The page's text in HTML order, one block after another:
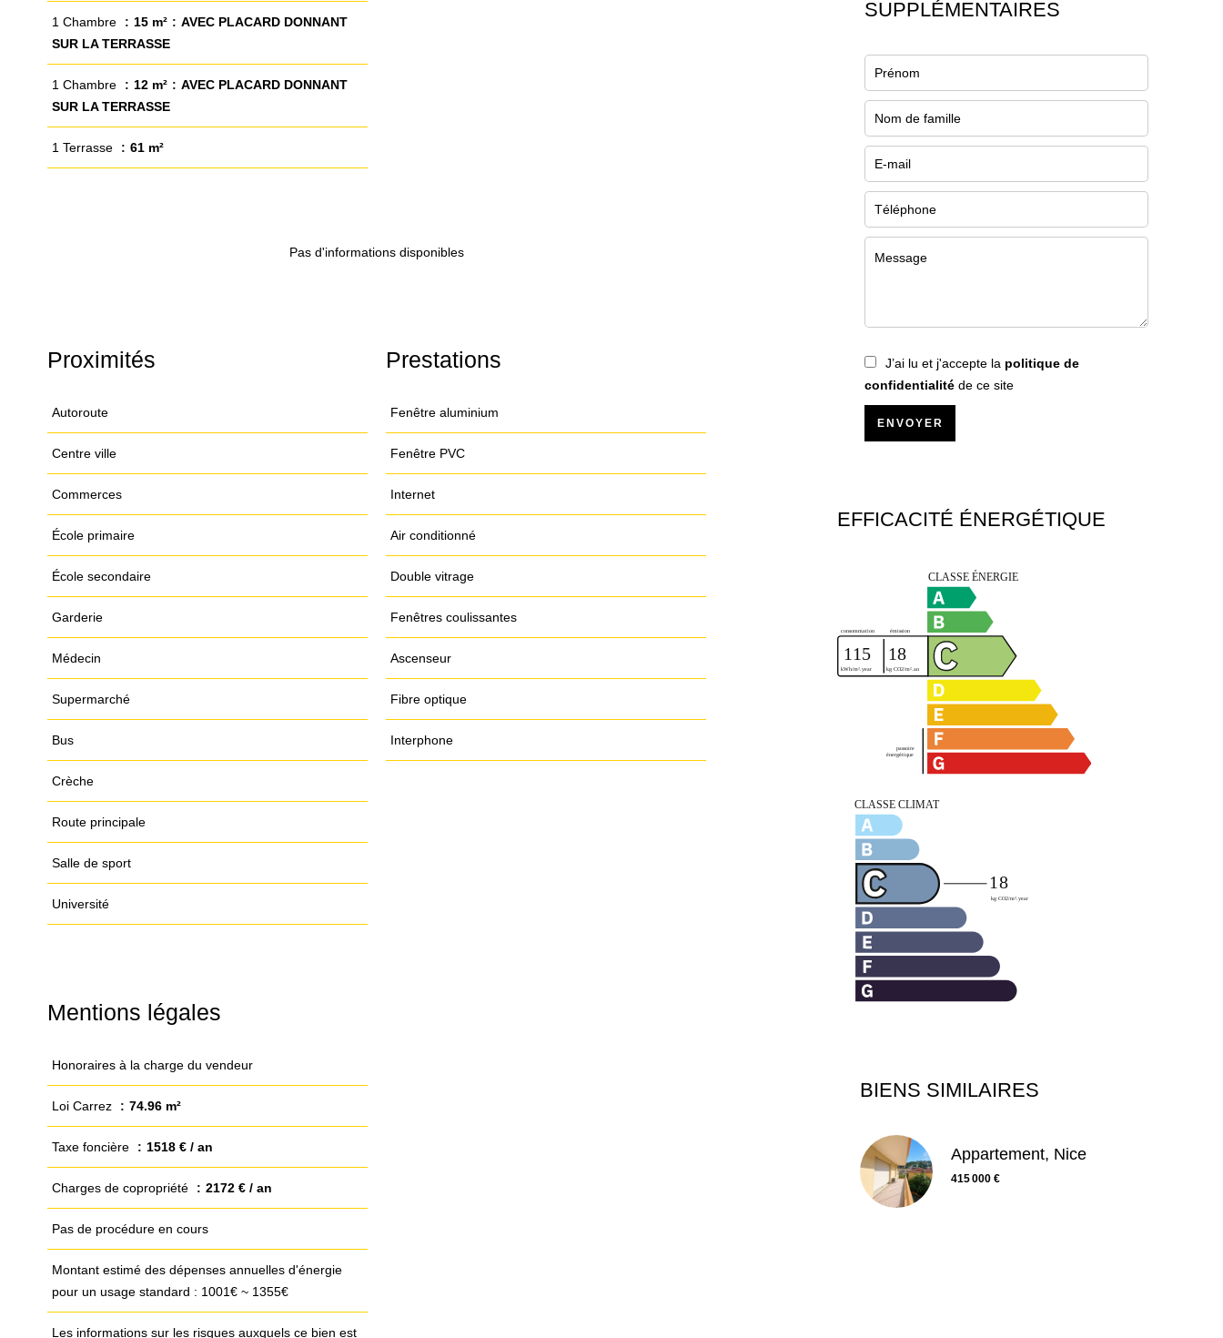
1 Chambre 15 m²
AVEC PLACARD DONNANT
SUR LA TERRASSE
1 Chambre 12 m²
AVEC PLACARD DONNANT
SUR LA TERRASSE
1 Terrasse 61 m²
Pas d'informations disponibles
Proximités
Autoroute
Centre ville
Commerces
École primaire
École secondaire
Garderie
Médecin
Supermarché
Bus
Crèche
Route principale
Salle de sport
Université
Prestations
Fenêtre aluminium
Fenêtre PVC
Internet
Air conditionné
Double vitrage
Fenêtres coulissantes
Ascenseur
Fibre optique
Interphone
Mentions légales
Honoraires à la charge du vendeur
Loi Carrez 74.96 m²
Taxe foncière 1518 € / an
Charges de copropriété 2172 € / an
Pas de procédure en cours
Montant estimé des dépenses annuelles d'énergie
pour un usage standard : 1001€ ~ 1355€
Les informations sur les risques auxquels ce bien est
SUPPLÉMENTAIRES
J’ai lu et j'accepte la politique de
confidentialité de ce site
ENVOYER
EFFICACITÉ ÉNERGÉTIQUE
BIENS SIMILAIRES
Appartement, Nice
415 000 €